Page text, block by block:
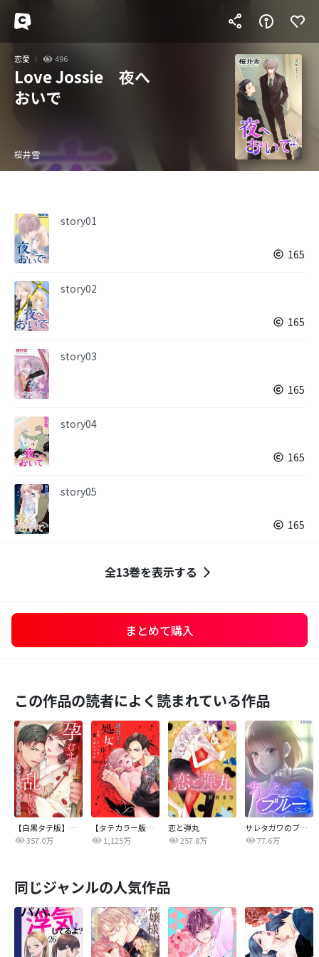
恋愛 496
Love Jossie 夜へ
おいで
桜井雪
story01
165
story02
165
story03
165
story04
165
story05
165
全13巻を表示する
まとめて購入
この作品の読者によく読まれている作品
【白黒タテ版】孕むまで乱れいけ～身代わり花嫁と軍服の猛愛
357.0万
【タテカラー版】漣蒼士に処女を捧ぐ～さあ、じっくり愛でましょうか
1,125万
恋と弾丸
257.8万
サレタガワのブルー【タテヨミ】
77.6万
同じジャンルの人気作品